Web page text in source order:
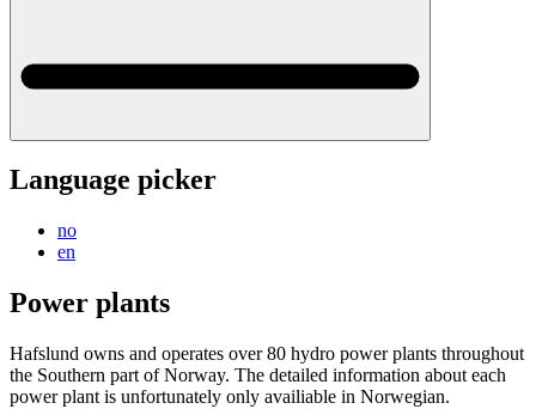
Language picker
no
en
Power plants
Hafslund owns and operates over 80 hydro power plants throughout
the Southern part of Norway. The detailed information about each
power plant is unfortunately only availiable in Norwegian.